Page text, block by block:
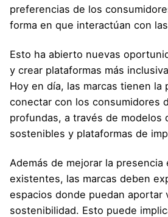
preferencias de los
forma en que interactúan con
Esto ha abierto nuevas
y crear plataformas más
Hoy en día, las marcas tienen la
conectar con los consumidores
profundas, a través de modelos
sostenibles y plataformas de
Además de mejorar la presencia
existentes, las marcas deben
espacios donde puedan aportar
sostenibilidad. Esto puede